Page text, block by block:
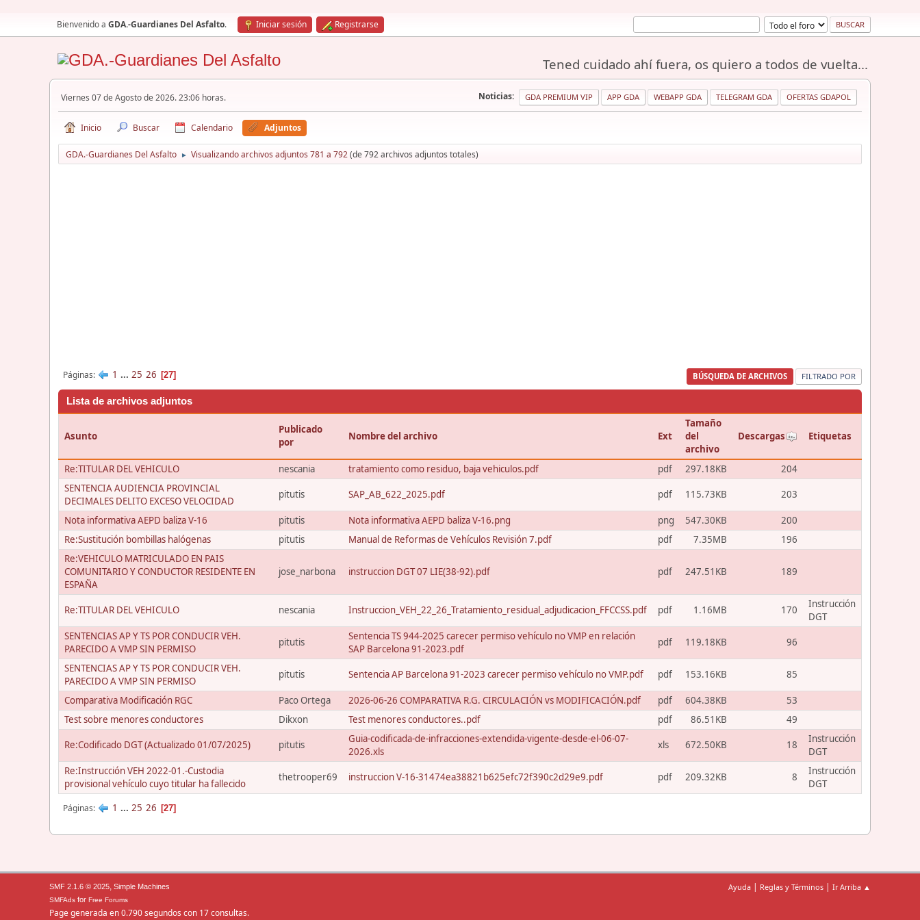
Bienvenido a GDA.-Guardianes Del Asfalto. Iniciar sesión Registrarse
Tened cuidado ahí fuera, os quiero a todos de vuelta...
Viernes 07 de Agosto de 2026. 23:06 horas. Noticias: GDA PREMIUM VIP APP GDA WEBAPP GDA TELEGRAM GDA OFERTAS GDAPOL
Inicio Buscar Calendario Adjuntos
GDA.-Guardianes Del Asfalto ► Visualizando archivos adjuntos 781 a 792(de 792 archivos adjuntos totales)
BÚSQUEDA DE ARCHIVOS FILTRADO POR
Páginas 1 ... 25 26 27
Lista de archivos adjuntos
Asunto
Publicado
por
Nombre del archivo Ext
Tamaño
del
archivo
Descargas Etiquetas
Re:TITULAR DEL VEHICULO nescania tratamiento como residuo, baja vehiculos.pdf pdf 297.18KB
204
SENTENCIA AUDIENCIA PROVINCIAL
DECIMALES DELITO EXCESO VELOCIDAD
pitutis SAP_AB_622_2025.pdf pdf 115.73KB 203
Nota informativa AEPD baliza V-16 pitutis Nota informativa AEPD baliza V-16.png png 547.30KB
200
Re:Sustitución bombillas halógenas
pitutis Manual de Reformas de Vehículos Revisión 7.pdf pdf 7.35MB
196
Re:VEHICULO MATRICULADO EN PAIS
COMUNITARIO Y CONDUCTOR RESIDENTE EN
ESPAÑA
jose_narbona instruccion DGT 07 LIE(38-92).pdf pdf 247.51KB 189
Re:TITULAR DEL VEHICULO nescania Instruccion_VEH_22_26_Tratamiento_residual_adjudicacion_FFCCSS.pdf pdf 1.16MB 170
Instrucción
DGT
SENTENCIAS AP Y TS POR CONDUCIR VEH.
PARECIDO A VMP SIN PERMISO
pitutis
Sentencia TS 944-2025 carecer permiso vehículo no VMP en relación
SAP Barcelona 91-2023.pdf
pdf 119.18KB 96
SENTENCIAS AP Y TS POR CONDUCIR VEH.
PARECIDO A VMP SIN PERMISO
pitutis Sentencia AP Barcelona 91-2023 carecer permiso vehículo no VMP.pdf pdf 153.16KB 85
Comparativa Modificación RGC Paco Ortega 2026-06-26 COMPARATIVA R.G. CIRCULACIÓN vs MODIFICACIÓN.pdf pdf 604.38KB
53
Test sobre menores conductores
Dikxon Test menores conductores..pdf pdf 86.51KB 49
Re:Codificado DGT (Actualizado 01/07/2025) pitutis
Guia-codificada-de-infracciones-extendida-vigente-desde-el-06-07-
2026.xls
xls 672.50KB 18
Instrucción
DGT
Re:Instrucción VEH 2022-01.-Custodia
provisional vehículo cuyo titular ha fallecido
thetrooper69 instruccion V-16-31474ea38821b625efc72f390c2d29e9.pdf pdf 209.32KB 8
Instrucción
DGT
Páginas 1 ... 25 26 27
Ayuda | Reglas y Términos | Ir Arriba ▲
SMF 2.1.6 © 2025, Simple Machines
SMFAds for Free Forums
Page generada en 0.790 segundos con 17 consultas.